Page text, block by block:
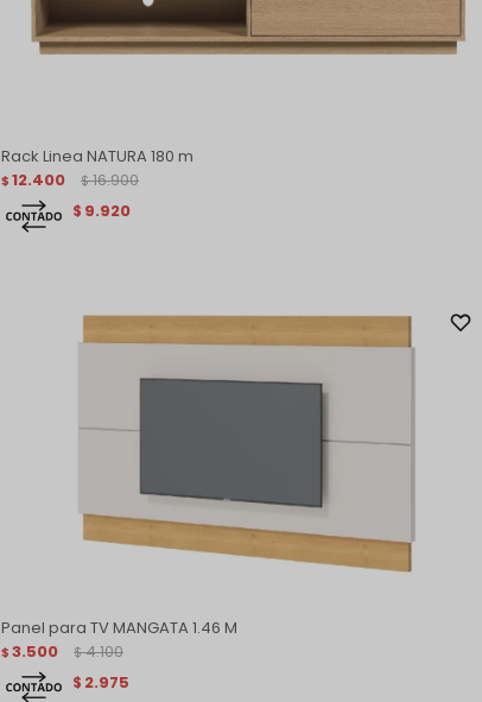
Rack Linea NATURA 180 m
$ 12.400 $ 16.900
$ 9.920
Panel para TV MANGATA 1.46 M
$ 3.500 $ 4.100
$ 2.975